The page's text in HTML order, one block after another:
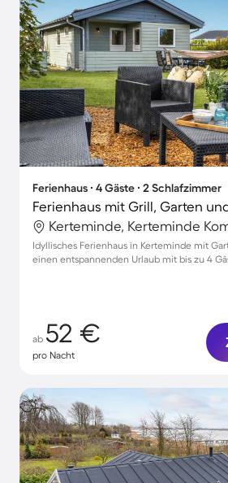
Ferienhaus ∙ 4 Gäste ∙ 2 Schlafzimmer
Ferienhaus mit Grill, Garten
Idyllisches Ferienhaus in Kerteminde mit
einen entspannenden Urlaub mit bis zu 4
ab 52 €
pro Nacht